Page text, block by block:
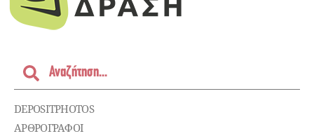
DEPOSITPHOTOS
ΑΡΘΡΟΓΡΑΦΟΙ